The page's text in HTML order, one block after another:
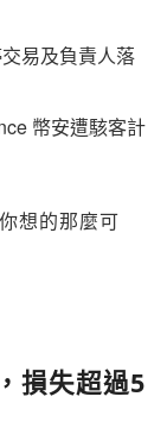
易及負責人落
幣安遭駭客計
想的那麼可
損失超過5